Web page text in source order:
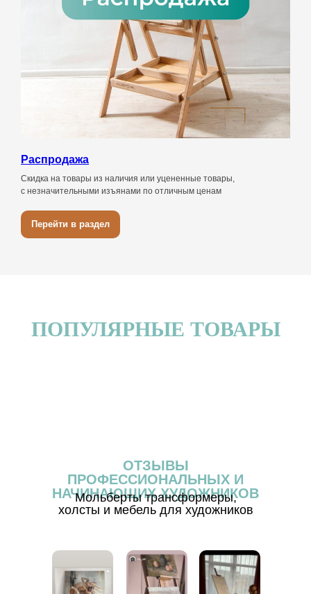
Распродажа
Скидка на товары из наличия или уцененные товары,
с незначительными изъянами по отличным ценам
Перейти в раздел
ПОПУЛЯРНЫЕ ТОВАРЫ
ОТЗЫВЫ
ПРОФЕССИОНАЛЬНЫХ И
НАЧИНАЮЩИХ ХУДОЖНИКОВ
Мольберты трансформеры,
холсты и мебель для художников